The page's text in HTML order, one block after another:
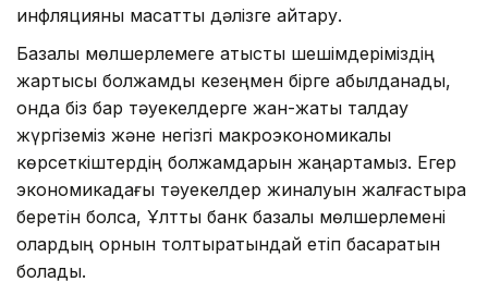
инфляцияны мақсатты дәлізге қайтару.
Базалық мөлшерлемеге қатысты шешімдеріміздің
жартысы болжамды кезеңмен бірге қабылданады,
онда біз бар тәуекелдерге жан-жақты талдау
жүргіземіз және негізгі макроэкономикалық
көрсеткіштердің болжамдарын жаңартамыз. Егер
экономикадағы тәуекелдер жиналуын жалғастыра
беретін болса, Ұлттық банк базалық мөлшерлемені
олардың орнын толтыратындай етіп басқаратын
болады.